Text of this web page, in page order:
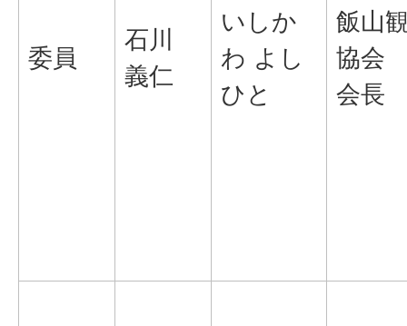
委員
石川
義仁
いしか
わ よし
ひと
飯山
協会
会長